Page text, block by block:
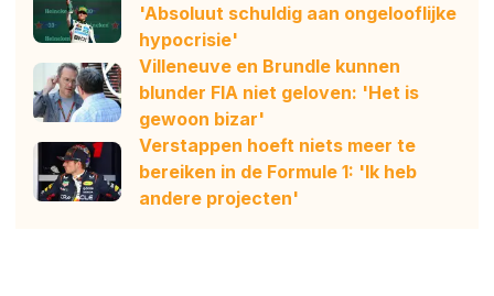
'Absoluut schuldig aan ongelooflijke
hypocrisie'
Villeneuve en Brundle kunnen
blunder FIA niet geloven: 'Het is
gewoon bizar'
Verstappen hoeft niets meer te
bereiken in de Formule 1: 'Ik heb
andere projecten'